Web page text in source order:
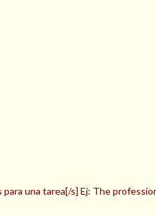
una tarea[/s] Ej: The